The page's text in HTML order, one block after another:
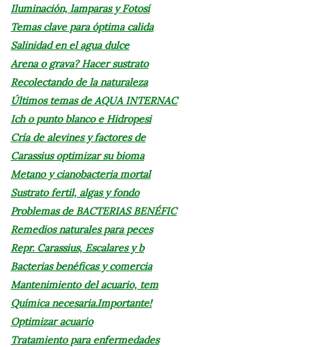
Iluminación, lamparas y Fotosí
Temas clave para óptima calida
Salinidad en el agua dulce
Arena o grava? Hacer sustrato
Recolectando de la naturaleza
Últimos temas de AQUA INTERNAC
Ich o punto blanco e Hidropesi
Cría de alevines y factores de
Carassius optimizar su bioma
Metano y cianobacteria mortal
Sustrato fertil, algas y fondo
Problemas de BACTERIAS BENÉFIC
Remedios naturales para peces
Repr. Carassius, Escalares y b
Bacterias benéficas y comercia
Mantenimiento del acuario, tem
Química necesaria.Importante!
Optimizar acuario
Tratamiento para enfermedades